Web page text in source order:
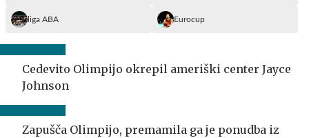
liga ABA Eurocup
Cedevito Olimpijo okrepil ameriški center Jayce
Johnson
Zapušča Olimpijo, premamila ga je ponudba iz